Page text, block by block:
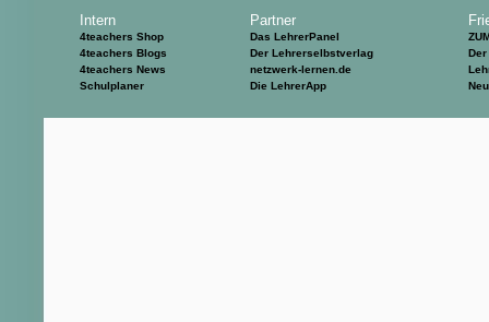
Intern
4teachers Shop
4teachers Blogs
4teachers News
Schulplaner
Partner
Das LehrerPanel
Der Lehrerselbstverlag
netzwerk-lernen.de
Die LehrerApp